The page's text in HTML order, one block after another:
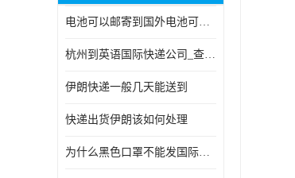
电池可以邮寄到国外电池可以发国际物流手机电池可以邮寄到国外
杭州到英语国际快递公司_查国际快递
伊朗快递一般几天能送到
快递出货伊朗该如何处理
为什么黑色口罩不能发国际快递 国际寄口罩快递需要填写信息